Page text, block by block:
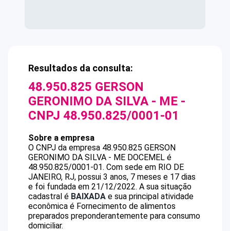
Resultados da consulta:
48.950.825 GERSON
GERONIMO DA SILVA - ME -
CNPJ 48.950.825/0001-01
Sobre a empresa
O CNPJ da empresa 48.950.825 GERSON
GERONIMO DA SILVA - ME DOCEMEL é
48.950.825/0001-01. Com sede em RIO DE
JANEIRO, RJ, possui 3 anos, 7 meses e 17 dias
e foi fundada em 21/12/2022. A sua situação
cadastral é BAIXADA e sua principal atividade
econômica é Fornecimento de alimentos
preparados preponderantemente para consumo
domiciliar.